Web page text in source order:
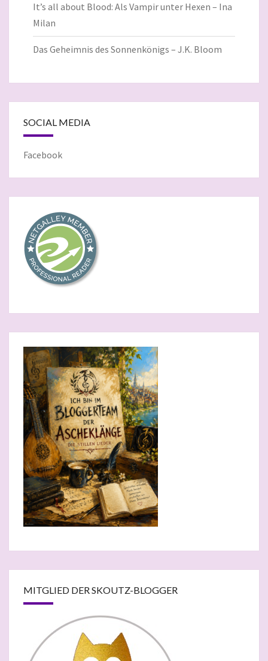
It’s all about Blood: Als Vampir unter Hexen – Ina
Milan
Das Geheimnis des Sonnenkönigs – J.K. Bloom
SOCIAL MEDIA
Facebook
MITGLIED DER SKOUTZ-BLOGGER